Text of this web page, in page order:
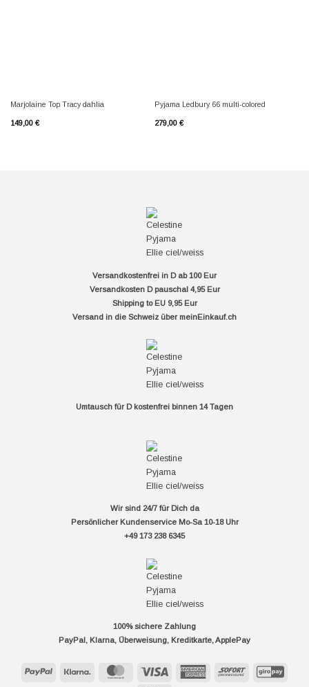
Marjolaine Top Tracy dahlia
149,00 €
Pyjama Ledbury 66 multi-colored
279,00 €
Versandkostenfrei in D ab 100 Eur
Versandkosten D pauschal 4,95 Eur
Shipping to EU 9,95 Eur
Versand in die Schweiz über meinEinkauf.ch
Umtausch für D kostenfrei binnen 14 Tagen
Wir sind 24/7 für Dich da
Persönlicher Kundenservice Mo-Sa 10-18 Uhr
+49 173 238 6345
100% sichere Zahlung
PayPal, Klarna, Überweisung, Kreditkarte, ApplePay
PayPal Klarna MasterCard Visa
AmericanSofort